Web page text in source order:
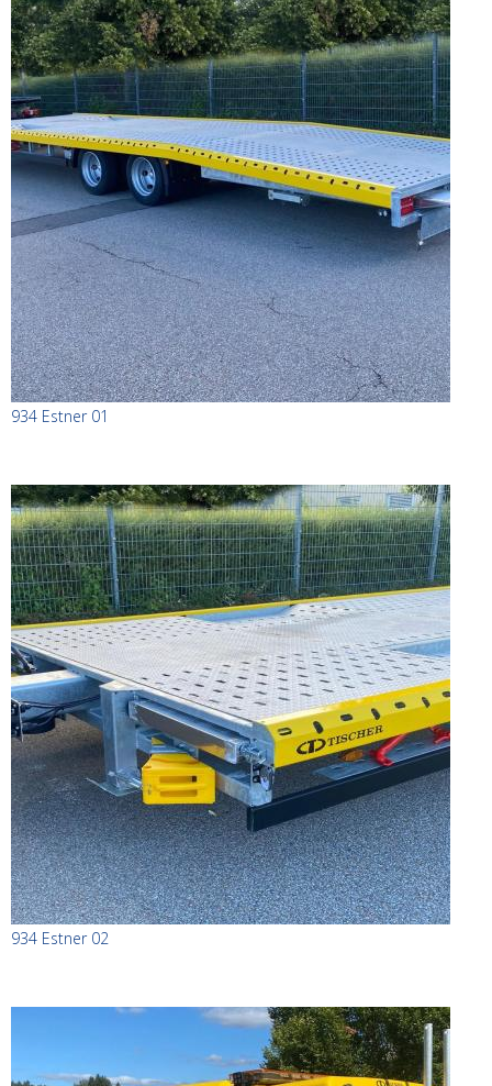
934 Estner 01
934 Estner 02